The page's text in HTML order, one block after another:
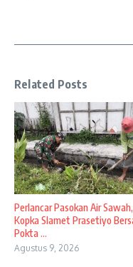
Related Posts
Perlancar Pasokan Air Sawah,
Kopka Slamet Prasetiyo
Pokta ...
Agustus 9, 2026